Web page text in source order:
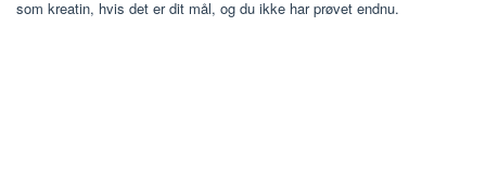
som kreatin, hvis det er dit mål, og du ikke har prøvet endnu.